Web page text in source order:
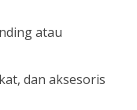
atau
dan aksesoris